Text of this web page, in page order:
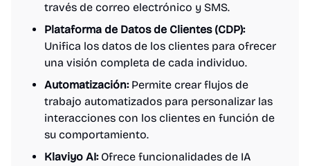
través de correo electrónico y SMS.
Plataforma de Datos de Clientes (CDP):
Unifica los datos de los clientes para ofrecer
una visión completa de cada individuo.
Automatización:Permite crear flujos de
trabajo automatizados para personalizar las
interacciones con los clientes en función de
su comportamiento.
Klaviyo AI:Ofrece funcionalidades de IA